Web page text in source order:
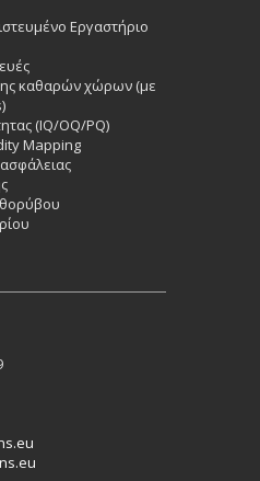
Εργαστήριο
καθαρών χώρων (με
(IQ/OQ/PQ)
Mapping